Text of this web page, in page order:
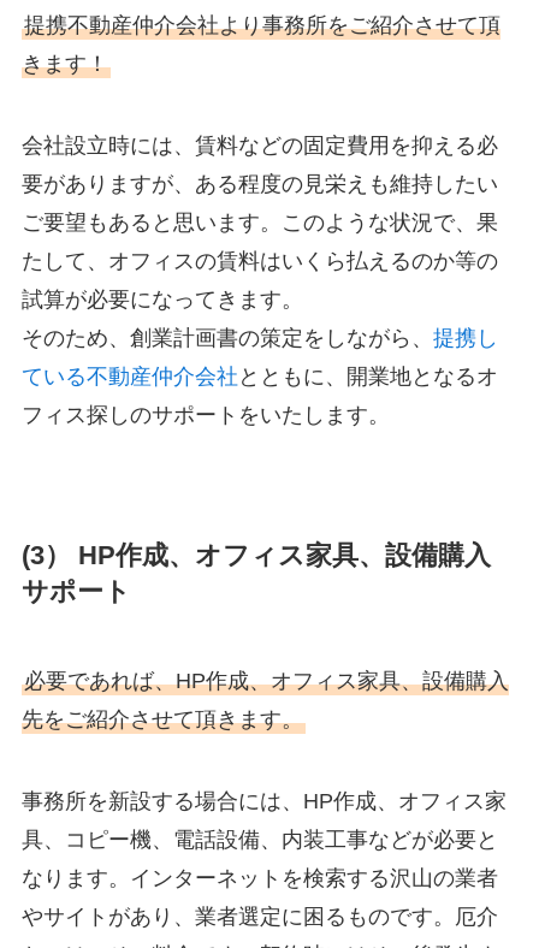
提携不動産仲介会社より事務所をご紹介させて頂
きます！
会社設立時には、賃料などの固定費用を抑える必
要がありますが、ある程度の見栄えも維持したい
ご要望もあると思います。このような状況で、果
たして、オフィスの賃料はいくら払えるのか等の
試算が必要になってきます。
そのため、創業計画書の策定をしながら、 提携し
ている不動産仲介会社 とともに、開業地となるオ
フィス探しのサポートをいたします。
(3） HP作成、オフィス家具、設備購入
サポート
必要であれば、HP作成、オフィス家具、設備購入
先をご紹介させて頂きます。
事務所を新設する場合には、HP作成、オフィス家
具、コピー機、電話設備、内装工事などが必要と
なります。インターネットを検索する沢山の業者
やサイトがあり、業者選定に困るものです。厄介